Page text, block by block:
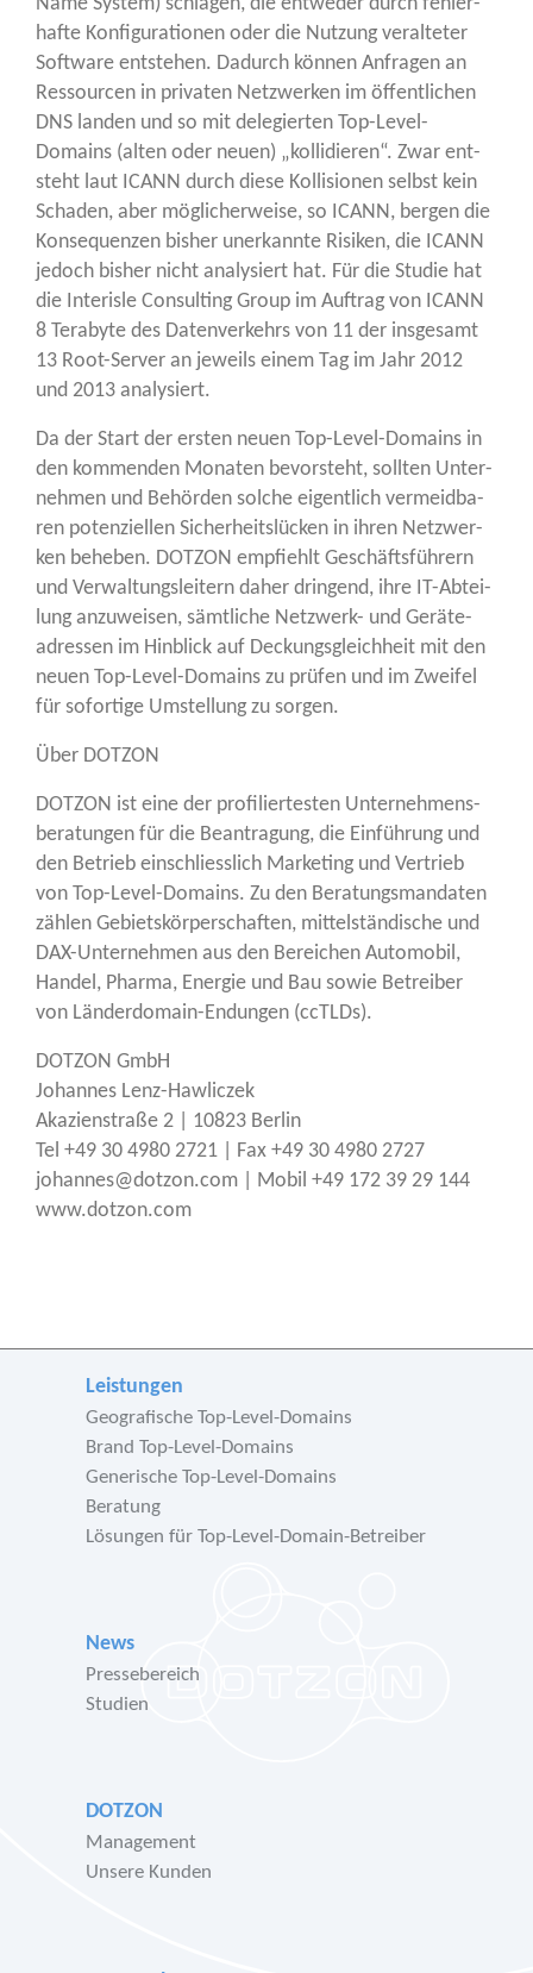
haf­te Kon­fi­gu­ra­tio­nen oder die Nut­zung ver­al­te­ter
Soft­ware ent­ste­hen. Dadurch kön­nen Anfra­gen an
Res­sour­cen in pri­va­ten Netz­wer­ken im öffent­li­chen
DNS lan­den und so mit dele­gier­ten Top-Level-
Domains (alten oder neu­en) „kol­li­die­ren“. Zwar ent­
steht laut ICANN durch die­se Kol­li­sio­nen selbst kein
Scha­den, aber mög­li­cher­wei­se, so ICANN, ber­gen die
Kon­se­quen­zen bis­her uner­kann­te Risi­ken, die ICANN
jedoch bis­her nicht ana­ly­siert hat. Für die Stu­die hat
die Inter­is­le Con­sul­ting Group im Auf­trag von ICANN
8 Tera­byte des Daten­ver­kehrs von 11 der ins­ge­samt
13 Root-Ser­ver an jeweils einem Tag im Jahr 2012
und 2013 analysiert.
Da der Start der ers­ten neu­en Top-Level-Domains in
den kom­men­den Mona­ten bevor­steht, soll­ten Unter­
neh­men und Behör­den sol­che eigent­lich ver­meid­ba­
ren poten­zi­el­len Sicher­heits­lü­cken in ihren Netz­wer­
ken behe­ben. DOTZON emp­fiehlt Geschäfts­füh­rern
und Ver­wal­tungs­lei­tern daher drin­gend, ihre IT-Abtei­
lung anzu­wei­sen, sämt­li­che Netz­werk- und Gerä­te­
adres­sen im Hin­blick auf Deckungs­gleich­heit mit den
neu­en Top-Level-Domains zu prü­fen und im Zwei­fel
für sofor­ti­ge Umstel­lung zu sorgen.
Über DOTZON
DOTZON ist eine der pro­fi­lier­tes­ten Unter­neh­mens­
be­ra­tun­gen für die Bean­tra­gung, die Ein­füh­rung und
den Betrieb ein­schliess­lich Mar­ke­ting und Ver­trieb
von Top-Level-Domains. Zu den Bera­tungs­man­da­ten
zäh­len Gebiets­kör­per­schaf­ten, mit­tel­stän­di­sche und
DAX-Unter­neh­men aus den Berei­chen Auto­mo­bil,
Han­del, Phar­ma, Ener­gie und Bau sowie Betrei­ber
von Län­der­do­main-Endun­gen (ccTLDs).
DOTZON GmbH
Johan­nes Lenz-Haw­lic­zek
Aka­zi­en­stra­ße 2 | 10823 Ber­lin
Tel +49 30 4980 2721 | Fax +49 30 4980 2727
johannes@dotzon.com | Mobil +49 172 39 29 144
www.dotzon.com
Leistungen
Geografische Top-Level-Domains
Brand Top-Level-Domains
Generische Top-Level-Domains
Beratung
Lösungen für Top-Level-Domain-Betreiber
News
Pressebereich
Studien
DOTZON
Management
Unsere Kunden